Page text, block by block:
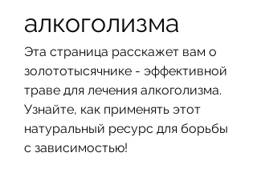
алкоголизма
Эта страница расскажет вам о
золототысячнике - эффективной
траве для лечения алкоголизма.
Узнайте, как применять этот
натуральный ресурс для борьбы
с зависимостью!